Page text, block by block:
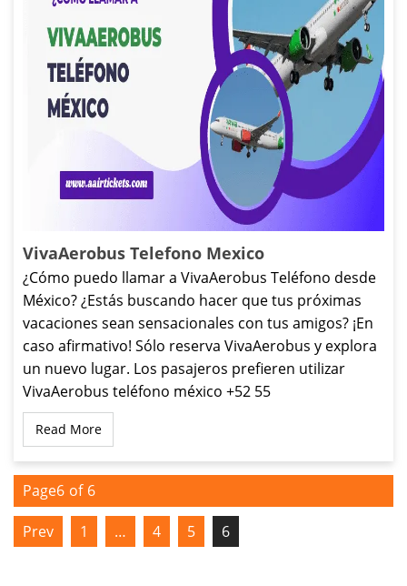
VivaAerobus Telefono Mexico
¿Cómo puedo llamar a VivaAerobus Teléfono desde
México? ¿Estás buscando hacer que tus próximas
vacaciones sean sensacionales con tus amigos? ¡En
caso afirmativo! Sólo reserva VivaAerobus y explora
un nuevo lugar. Los pasajeros prefieren utilizar
VivaAerobus teléfono méxico +52 55
Read More
Page6 of 6
Prev 1 … 4 5 6